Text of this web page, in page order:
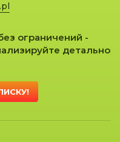
ограничений -
детально